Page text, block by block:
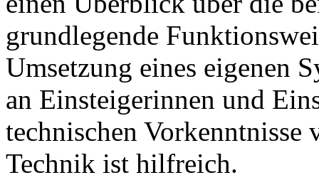
grundlegende
Umsetzung eines eigenen
an Einsteigerinnen und
technischen
Technik ist hilfreich.